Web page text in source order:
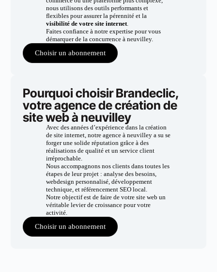
nous utilisons des outils performants et
flexibles pour assurer la pérennité et la
visibilité de votre site internet.
Faites confiance à notre expertise pour vous
démarquer de la concurrence à neuvilley.
Choisir un abonnement
Pourquoi choisir Brandeclic,
votre agence de création de
site web à neuvilley
Avec des années d’expérience dans la création
de site internet, notre agence à neuvilley a su se
forger une solide réputation grâce à des
réalisations de qualité et un service client
irréprochable.
Nous accompagnons nos clients dans toutes les
étapes de leur projet : analyse des besoins,
webdesign personnalisé, développement
technique, et référencement SEO local.
Notre objectif est de faire de votre site web un
véritable levier de croissance pour votre
activité.
Choisir un abonnement